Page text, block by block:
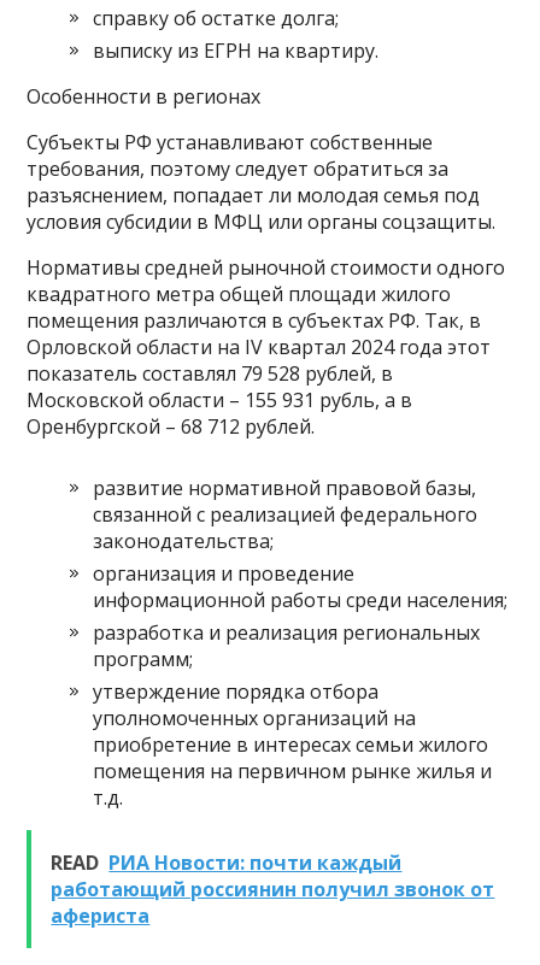
справку об остатке долга;
выписку из ЕГРН на квартиру.
Особенности в регионах
Субъекты РФ устанавливают собственные
требования, поэтому следует обратиться за
разъяснением, попадает ли молодая семья под
условия субсидии в МФЦ или органы соцзащиты.
Нормативы средней рыночной стоимости одного
квадратного метра общей площади жилого
помещения различаются в субъектах РФ. Так, в
Орловской области на IV квартал 2024 года этот
показатель составлял 79 528 рублей, в
Московской области – 155 931 рубль, а в
Оренбургской – 68 712 рублей.
развитие нормативной правовой базы,
связанной с реализацией федерального
законодательства;
организация и проведение
информационной работы среди населения;
разработка и реализация региональных
программ;
утверждение порядка отбора
уполномоченных организаций на
приобретение в интересах семьи жилого
помещения на первичном рынке жилья и
т.д.
READ РИА Новости: почти каждый
работающий россиянин получил звонок от
афериста